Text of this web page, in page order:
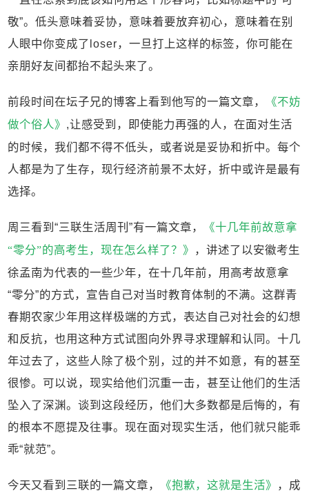
敬”。低头意味着妥协，意味着要放弃初心，意味着在别
人眼中你变成了loser，一旦打上这样的标签，你可能在
亲朋好友间都抬不起头来了。
前段时间在坛子兄的博客上看到他写的一篇文章，
《不妨
做个俗人》 ,让感受到，即使能力再强的人，在面对生活
的时候，我们都不得不低头，或者说是妥协和折中。每个
人都是为了生存，现行经济前景不太好，折中或许是最有
选择。
周三看到“三联生活周刊”有一篇文章，
《十几年前故意拿
“零分”的高考生，现在怎么样了？》
，讲述了以安徽考生
徐孟南为代表的一些少年，在十几年前，用高考故意拿
“零分”的方式，宣告自己对当时教育体制的不满。这群青
春期农家少年用这样极端的方式，表达自己对社会的幻想
和反抗，也用这种方式试图向外界寻求理解和认同。十几
年过去了，这些人除了极个别，过的并不如意，有的甚至
很惨。可以说，现实给他们沉重一击，甚至让他们的生活
坠入了深渊。谈到这段经历，他们大多数都是后悔的，有
的根本不愿提及往事。现在面对现实生活，他们就只能乖
乖“就范”。
今天又看到三联的一篇文章， 《抱歉，这就是生活》
，成